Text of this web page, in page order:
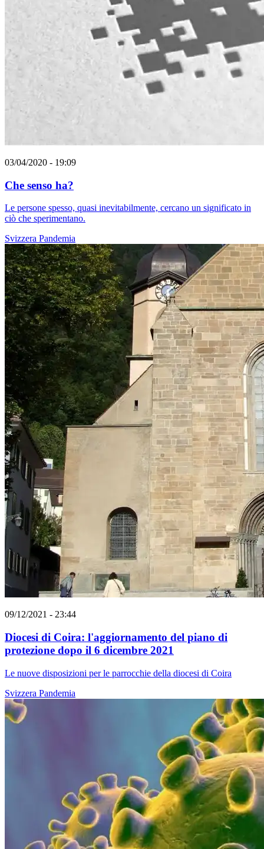
03/04/2020 - 19:09
Che senso ha?
Le persone spesso, quasi inevitabilmente, cercano un significato in
ciò che sperimentano.
Svizzera Pandemia
09/12/2021 - 23:44
Diocesi di Coira: l'aggiornamento del piano di
protezione dopo il 6 dicembre 2021
Le nuove disposizioni per le parrocchie della diocesi di Coira
Svizzera Pandemia